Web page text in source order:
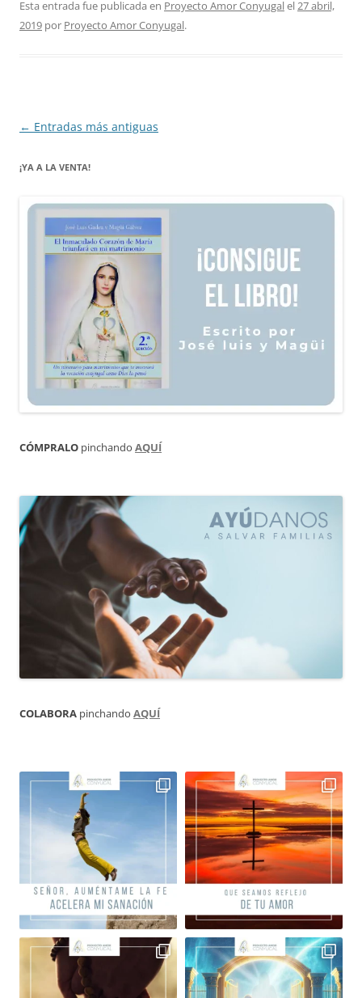
Esta entrada fue publicada en Proyecto Amor Conyugalel27 abril,
2019 por Proyecto Amor Conyugal.
Navegación
entradas
← Entradas más antiguas
¡YA A LA VENTA!
CÓMPRALO pinchando AQUÍ
COLABORA pinchando AQUÍ